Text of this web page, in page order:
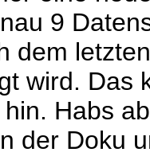
9
dem
wird. Das
Habs
der Doku